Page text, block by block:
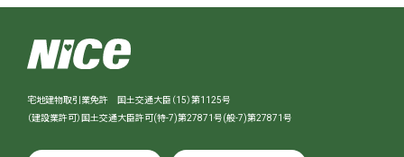
宅地建物取引業免許 国土交通大臣（15）第1125号
（建設業許可）国土交通大臣許可(特-7)第27871号(般-7)第27871号